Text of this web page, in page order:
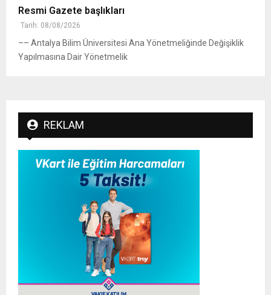
Resmi Gazete başlıkları
Tarih: 08/08/2026
–– Antalya Bilim Üniversitesi Ana Yönetmeliğinde Değişiklik
Yapılmasına Dair Yönetmelik
REKLAM